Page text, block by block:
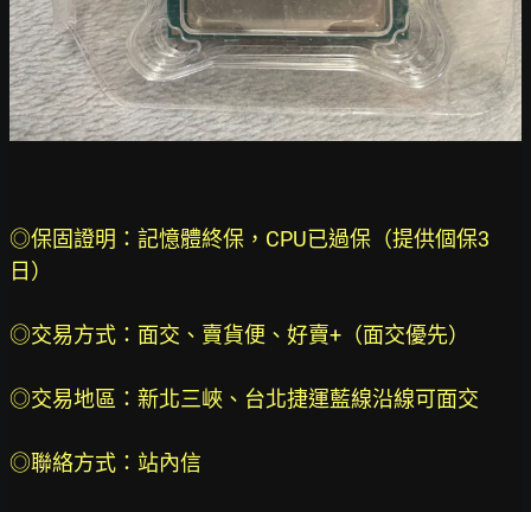
◎保固證明：記憶體終保，CPU已過保（提供個保3
日）
◎交易方式：面交、賣貨便、好賣+（面交優先）
◎交易地區：新北三峽、台北捷運藍線沿線可面交
◎聯絡方式：站內信